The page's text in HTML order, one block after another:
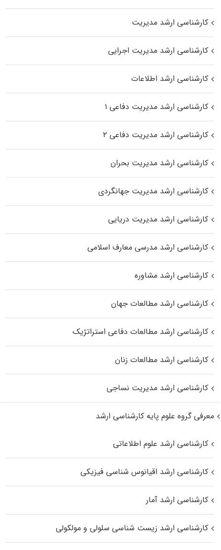
کارشناسی ارشد مدیریت
کارشناسی ارشد مدیریت اجرایی
کارشناسی ارشد اطلاعات
کارشناسی ارشد مدیریت دفاعی ۱
کارشناسی ارشد مدیریت دفاعی ۲
کارشناسی ارشد مدیریت بحران
کارشناسی ارشد مدیریت جهانگردی
کارشناسی ارشد مدیریت دریایی
کارشناسی ارشد مدرسی معارف اسلامی
کارشناسی ارشد مشاوره
کارشناسی ارشد مطالعات جهان
کارشناسی ارشد مطالعات دفاعی استراتژیک
کارشناسی ارشد مطالعات زنان
کارشناسی ارشد مدیریت نساجی
معرفی گروه علوم پایه کارشناسی ارشد
کارشناسی ارشد علوم اطلاعاتی
کارشناسی ارشد اقیانوس‌ شناسی فیزیکی
کارشناسی ارشد آمار
کارشناسی ارشد زیست شناسی سلولی و مولکولی